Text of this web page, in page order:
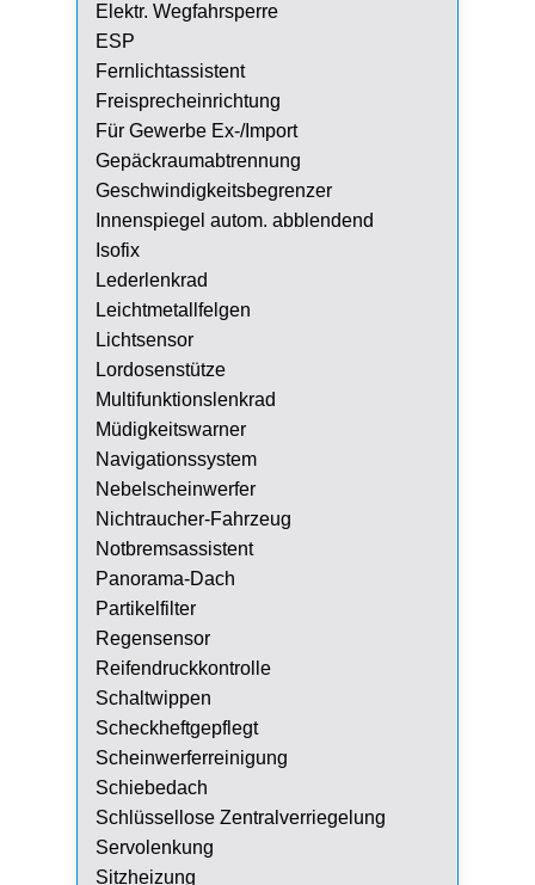
Elektr. Wegfahrsperre
ESP
Fernlichtassistent
Freisprecheinrichtung
Für Gewerbe Ex-/Import
Gepäckraumabtrennung
Geschwindigkeitsbegrenzer
Innenspiegel autom. abblendend
Isofix
Lederlenkrad
Leichtmetallfelgen
Lichtsensor
Lordosenstütze
Multifunktionslenkrad
Müdigkeitswarner
Navigationssystem
Nebelscheinwerfer
Nichtraucher-Fahrzeug
Notbremsassistent
Panorama-Dach
Partikelfilter
Regensensor
Reifendruckkontrolle
Schaltwippen
Scheckheftgepflegt
Scheinwerferreinigung
Schiebedach
Schlüssellose Zentralverriegelung
Servolenkung
Sitzheizung